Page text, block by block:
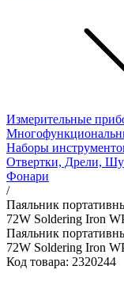
Измерительные
Наборы
Отвертки, Дрели,
Фонари
/
Паяльник
72W Soldering Iron
Паяльник
72W Soldering Iron
Код товара: 2320244